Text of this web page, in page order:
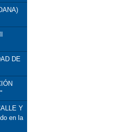
DE
Y
en la